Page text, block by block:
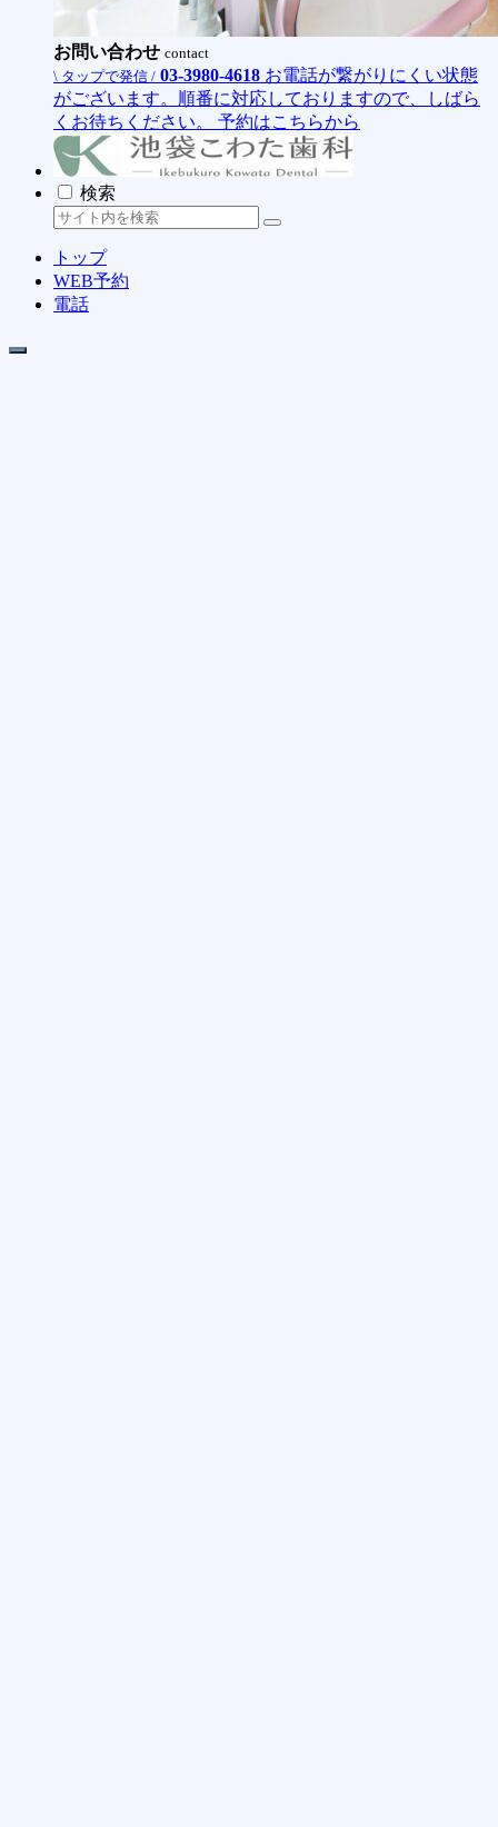
お問い合わせ contact
\ タップで発信 / 03-3980-4618 お電話が繋がりにくい状態
がございます。順番に対応しておりますので、しばら
くお待ちください。
予約はこちらから
検索
トップ
WEB予約
電話